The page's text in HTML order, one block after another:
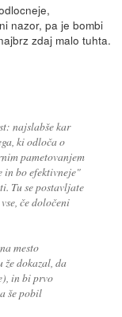
nazor, pa je bombi
zdaj malo tuhta.
najslabše kar
ki odloča o
pametovanjem
in bo efektivneje"
Tu se postavljate
če določeni
mesto
že dokazal, da
in bi prvo
še pobil